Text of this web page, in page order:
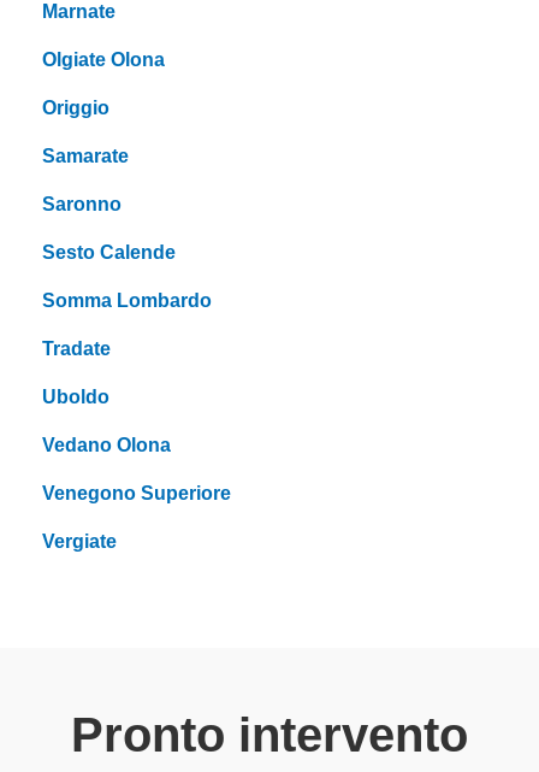
Marnate
Olgiate Olona
Origgio
Samarate
Saronno
Sesto Calende
Somma Lombardo
Tradate
Uboldo
Vedano Olona
Venegono Superiore
Vergiate
Pronto intervento